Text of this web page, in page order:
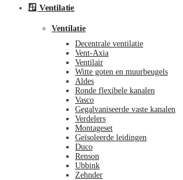
🪟 Ventilatie
Ventilatie
Decentrale ventilatie
Vent-Axia
Ventilair
Witte goten en muurbeugels
Aldes
Ronde flexibele kanalen
Vasco
Gegalvaniseerde vaste kanalen
Verdelers
Montageset
Geïsoleerde leidingen
Duco
Renson
Ubbink
Zehnder